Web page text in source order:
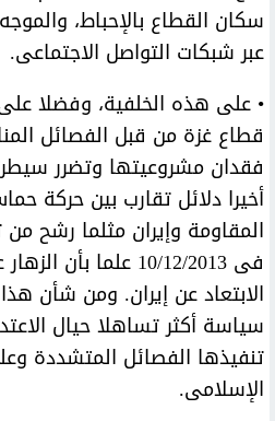
سكان القطاع بالإحباط،
عبر شبكات التواصل الاجتماعى.
• على هذه الخلفية، وفضلا
قطاع غزة من قبل الفصائل
فقدان مشروعيتها وتضرر
أخيرا دلائل تقارب بين حركة
المقاومة وإيران مثلما رشح
فى 10/12/2013 علما
الابتعاد عن إيران. ومن شأن
سياسة أكثر تساهلا حيال
تنفيذها الفصائل المتشددة
الإسلامى.